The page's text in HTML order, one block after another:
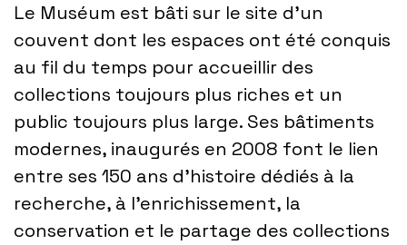
Le Muséum est bâti sur le site d’un
couvent dont les espaces ont été conquis
au fil du temps pour accueillir des
collections toujours plus riches et un
public toujours plus large. Ses bâtiments
modernes, inaugurés en 2008 font le lien
entre ses 150 ans d’histoire dédiés à la
recherche, à l’enrichissement, la
conservation et le partage des collections